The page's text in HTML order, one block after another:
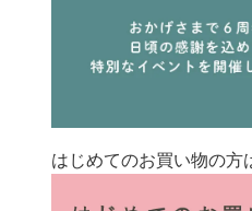
はじめてのお買い物の